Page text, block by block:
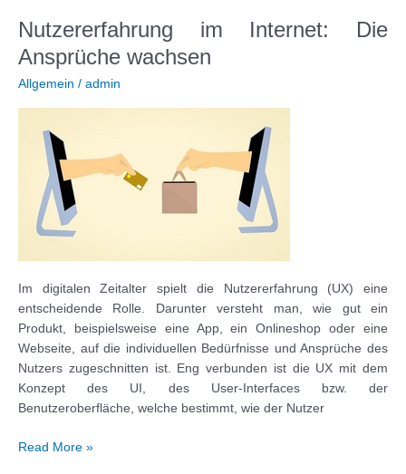
Onlineshopping
bestens
sparen
und
Nutzererfahrung im Internet: Die
Ansprüche wachsen
Allgemein / admin
Im digitalen Zeitalter spielt die Nutzererfahrung (UX) eine
entscheidende Rolle. Darunter versteht man, wie gut ein
Produkt, beispielsweise eine App, ein Onlineshop oder eine
Webseite, auf die individuellen Bedürfnisse und Ansprüche des
Nutzers zugeschnitten ist. Eng verbunden ist die UX mit dem
Konzept des UI, des User-Interfaces bzw. der
Benutzeroberfläche, welche bestimmt, wie der Nutzer
Nutzererfahrung
Read More »